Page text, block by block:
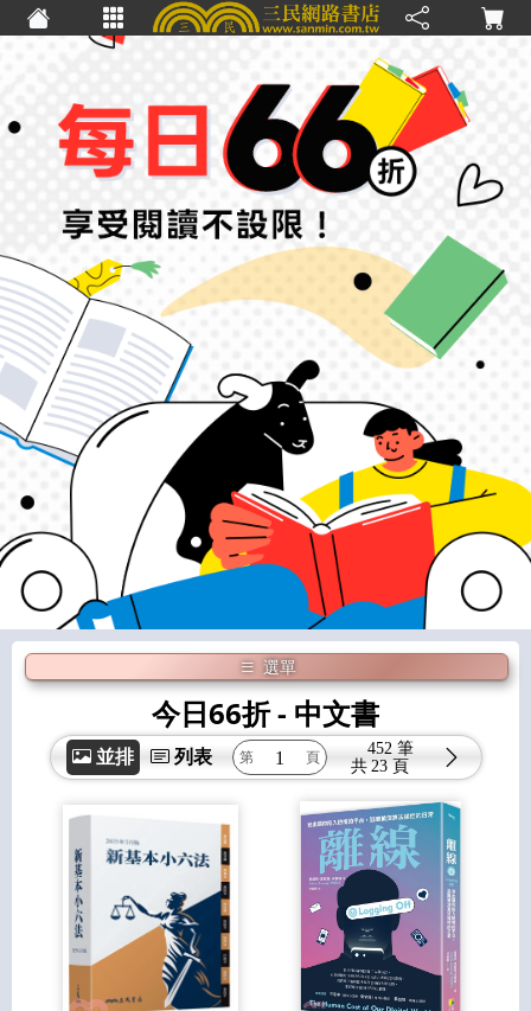
選單
今日66折- 中文書
並排 列表 共
452 筆
23 頁